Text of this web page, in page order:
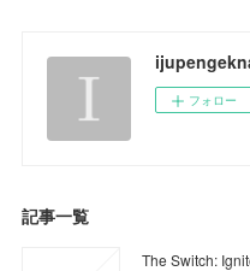
フォロー
記事一覧
The Switch: